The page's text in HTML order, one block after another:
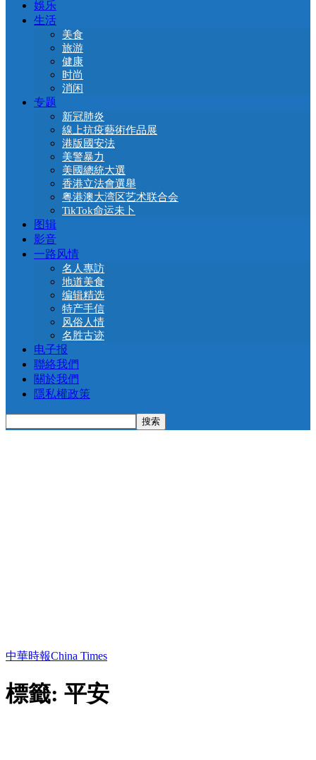
娛乐
生活
美食
旅游
健康
时尚
消闲
专题
新冠肺炎
線上抗疫藝術作品展
港版國安法
美警暴力
美國總統大選
香港立法會選舉
粤港澳大湾区艺术联合会
TikTok命运未卜
图辑
影音
一路风情
名人專訪
地道美食
编辑精选
特产手信
风俗人情
名胜古迹
电子报
聯絡我們
關於我們
隱私權政策
中華時報China Times
標籤: 平安